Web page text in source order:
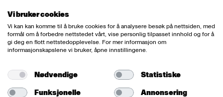
Følg oss på sosiale medier
Nettredaktør:Willy Bergsnov
Varsling og etiske retningslinjer
Vi bruker cookies
Vi kan kan komme til å bruke cookies for å analysere besøk på nettsiden, med
formål om å forbedre nettstedet vårt, vise personlig tilpasset innhold og for å
gi deg en flott nettstedopplevelse. For mer informasjon om
informasjonskapslene vi bruker, åpne innstillingene.
Nødvendige
Statistiske
Funksjonelle
Annonsering